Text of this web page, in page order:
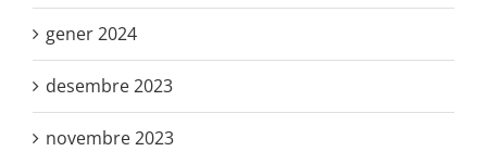
gener 2024
desembre 2023
novembre 2023